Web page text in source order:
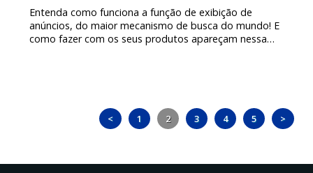
Entenda como funciona a função de exibição de
anúncios, do maior mecanismo de busca do mundo! E
como fazer com os seus produtos apareçam nessa
< 1 2 3 4 5 >